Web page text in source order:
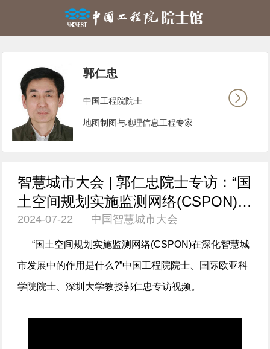
郭仁忠
中国工程院院士
地图制图与地理信息工程专家
智慧城市大会 | 郭仁忠院士专访：“国
土空间规划实施监测网络(CSPON)在
深化智慧城市发展中的作用是什么?”
2024-07-22 中国智慧城市大会
“国土空间规划实施监测网络(CSPON)在深化智慧城
市发展中的作用是什么?”中国工程院院士、国际欧亚科
学院院士、深圳大学教授郭仁忠专访视频。